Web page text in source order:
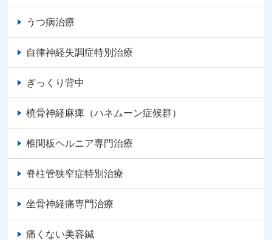
うつ病治療
自律神経失調症特別治療
ぎっくり背中
橈骨神経麻痺（ハネムーン症候群）
椎間板ヘルニア専門治療
脊柱管狭窄症特別治療
坐骨神経痛専門治療
痛くない美容鍼